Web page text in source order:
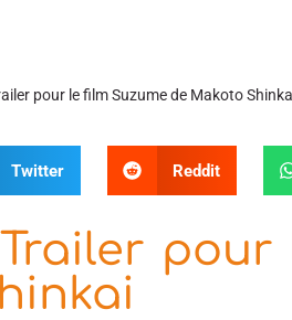
pour le film Suzume de Makoto
Twitter Reddit
pour